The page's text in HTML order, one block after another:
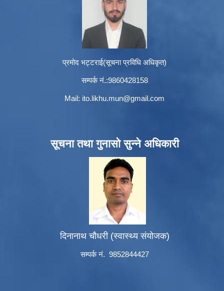
प्रमोद भट्टराई(सूचना प्रविधि अधिकृत)
सम्पर्क नं.:9860428158
Mail: ito.likhu.mun@gmail.com
सूचना तथा गुनासो सुन्ने अधिकारी
दिनानाथ चौधरी (स्वास्थ्य संयोजक)
सम्पर्क नं. 9852844427